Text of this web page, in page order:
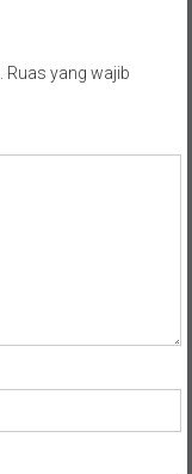
Ruas yang wajib